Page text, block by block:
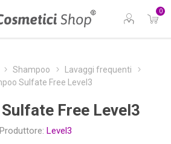
0
Shampoo
Lavaggi frequenti
Sulfate Free Level3
Free Level3
Produttore: Level3